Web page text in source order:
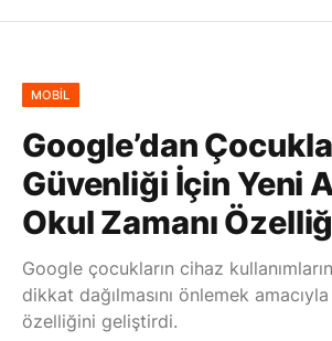
MOBIL
Google’dan
Güvenliği İçin Yeni
Okul Zamanı
Google çocukların cihaz
dikkat dağılmasını önlemek
özelliğini geliştirdi.